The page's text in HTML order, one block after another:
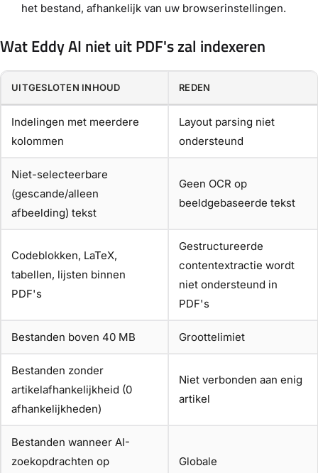
het bestand, afhankelijk van uw browserinstellingen.
Wat Eddy AI niet uit PDF's zal indexeren
UITGESLOTEN INHOUD REDEN
Indelingen met meerdere
kolommen
Layout parsing niet
ondersteund
Niet-selecteerbare
(gescande/alleen
afbeelding) tekst
Geen OCR op
beeldgebaseerde tekst
Codeblokken, LaTeX,
tabellen, lijsten binnen
PDF's
Gestructureerde
contentextractie wordt
niet ondersteund in
PDF's
Bestanden boven 40 MB Groottelimiet
Bestanden zonder
artikelafhankelijkheid (0
afhankelijkheden)
Niet verbonden aan enig
artikel
Bestanden wanneer AI-
zoekopdrachten op
Globale